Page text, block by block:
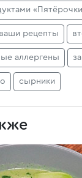
ваши рецепты
аллергены
сырники